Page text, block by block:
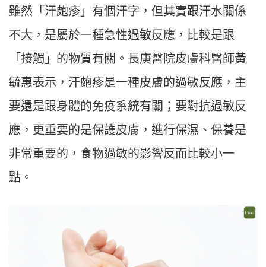
雖然「汗皰疹」有個汗字，但其實跟汗水關係
不大，是屬於一種急性過敏反應，比較是跟
「接觸」的物質有關。長庚醫院皮膚科醫師黃
毓惠表示，汗皰疹是一種皮膚的過敏反應，主
要還是跟身體的免疫系統有關；要對抗過敏反
應，更重要的是保護皮膚，進行保濕、保養是
非常重要的，食物過敏的影響反而比較小一
點。